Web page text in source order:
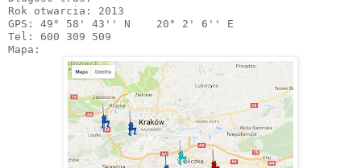
Rok otwarcia: 2013
GPS: 49° 58' 43'' N    20° 2' 6'' E
Tel: 600 309 509